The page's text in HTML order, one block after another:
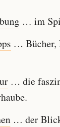
… im
… Bücher,
… die
… der